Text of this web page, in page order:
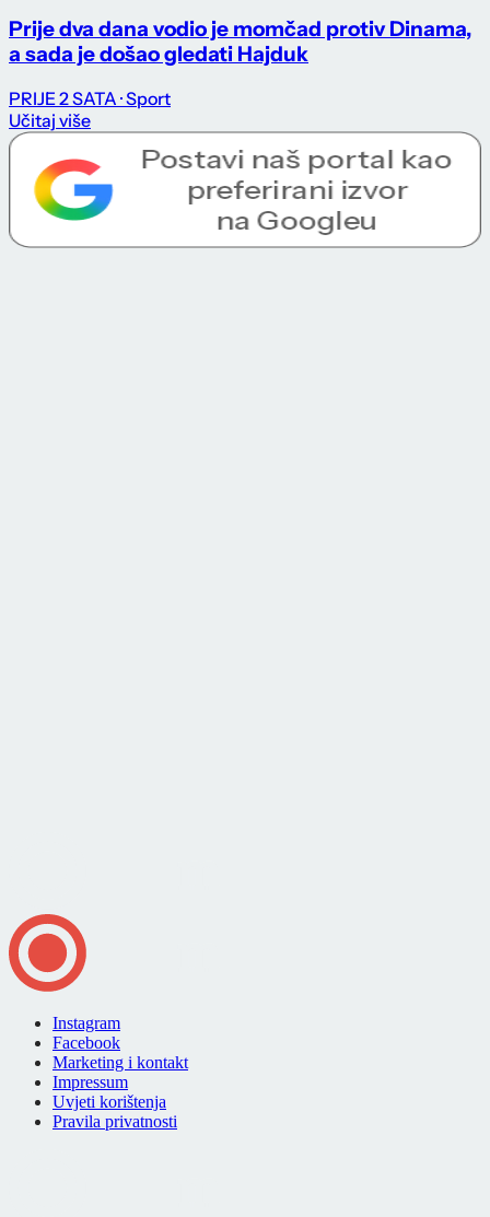
Prije dva dana vodio je momčad protiv Dinama,
a sada je došao gledati Hajduk
PRIJE 2 SATA · Sport
Učitaj više
Instagram
Facebook
Marketing i kontakt
Impressum
Uvjeti korištenja
Pravila privatnosti